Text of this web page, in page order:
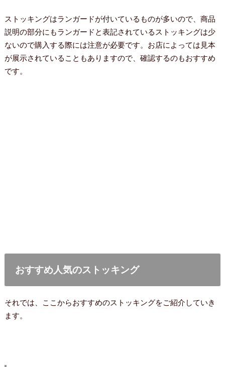
ストッキングはランガードが付いているものが多いので、商品
説明の部分にもランガードと表記されているストッキングは少
ないので購入する際には注意が必要です。お店によっては見本
が展示されていることもありますので、確認するのもおすすめ
です。
おすすめ人気のストッキング
それでは、ここからおすすめのストッキングをご紹介していき
ます。